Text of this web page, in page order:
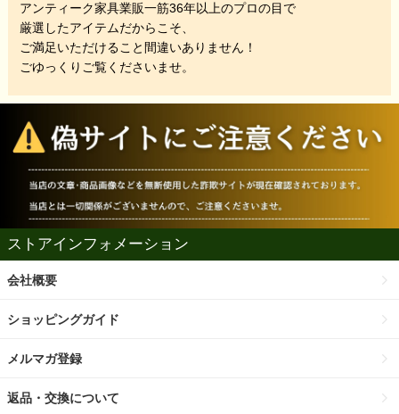
アンティーク家具業販一筋36年以上のプロの目で
厳選したアイテムだからこそ、
ご満足いただけること間違いありません！
ごゆっくりご覧くださいませ。
ストアインフォメーション
会社概要
ショッピングガイド
メルマガ登録
返品・交換について